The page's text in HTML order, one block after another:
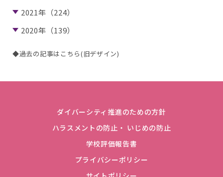
2021年（224）
2020年（139）
◆過去の記事はこちら(旧デザイン)
ダイバーシティ推進のための方針
ハラスメントの防止・ いじめの防止
学校評価報告書
プライバシーポリシー